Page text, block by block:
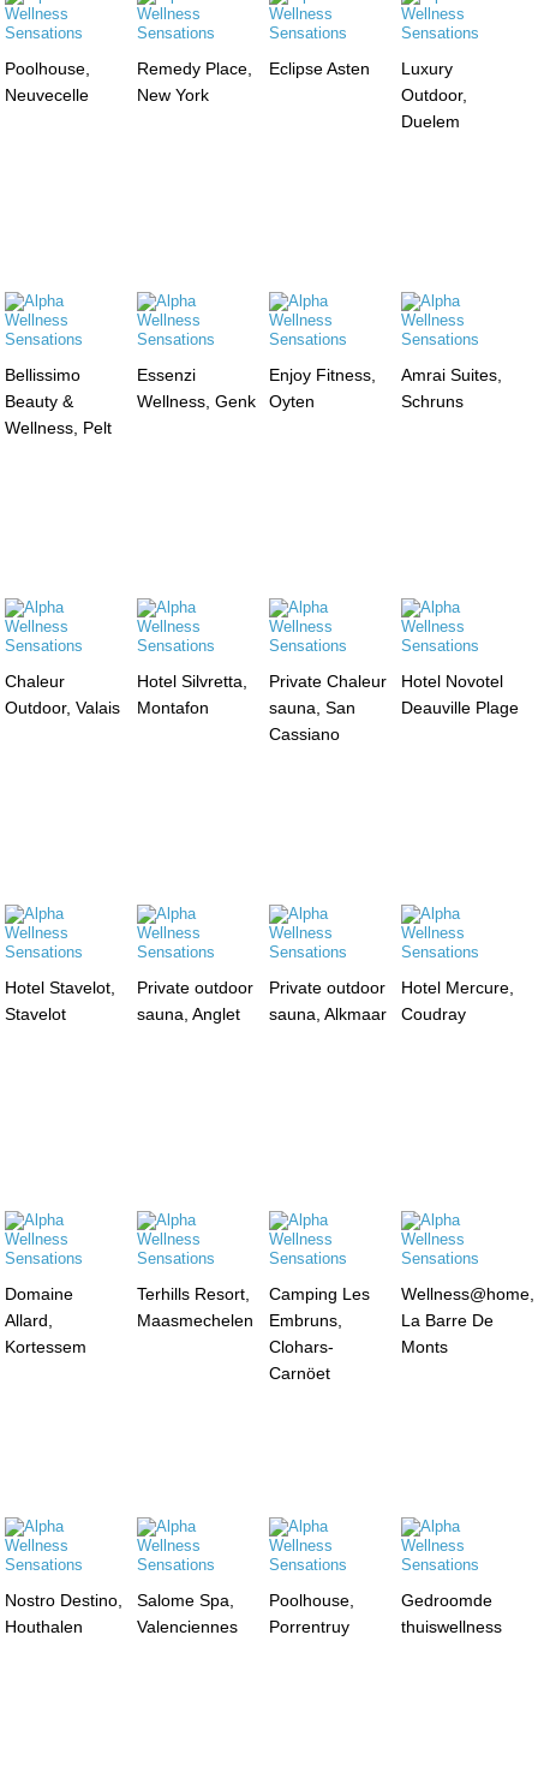
Poolhouse,
Neuvecelle
Remedy Place,
New York
Eclipse Asten
Luxury
Outdoor,
Duelem
Bellissimo
Beauty &
Wellness, Pelt
Essenzi
Wellness, Genk
Enjoy Fitness,
Oyten
Amrai Suites,
Schruns
Chaleur
Outdoor, Valais
Hotel Silvretta,
Montafon
Private Chaleur
sauna, San
Cassiano
Hotel Novotel
Deauville Plage
Hotel Stavelot,
Stavelot
Private outdoor
sauna, Anglet
Private outdoor
sauna, Alkmaar
Hotel Mercure,
Coudray
Domaine
Allard,
Kortessem
Terhills Resort,
Maasmechelen
Camping Les
Embruns,
Clohars-
Carnöet
Wellness@home,
La Barre De
Monts
Nostro Destino,
Houthalen
Salome Spa,
Valenciennes
Poolhouse,
Porrentruy
Gedroomde
thuiswellness